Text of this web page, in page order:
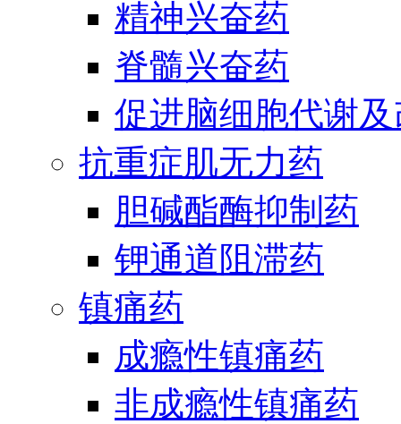
精神兴奋药
脊髓兴奋药
促进脑细胞代谢
抗重症肌无力药
胆碱酯酶抑制药
钾通道阻滞药
镇痛药
成瘾性镇痛药
非成瘾性镇痛药